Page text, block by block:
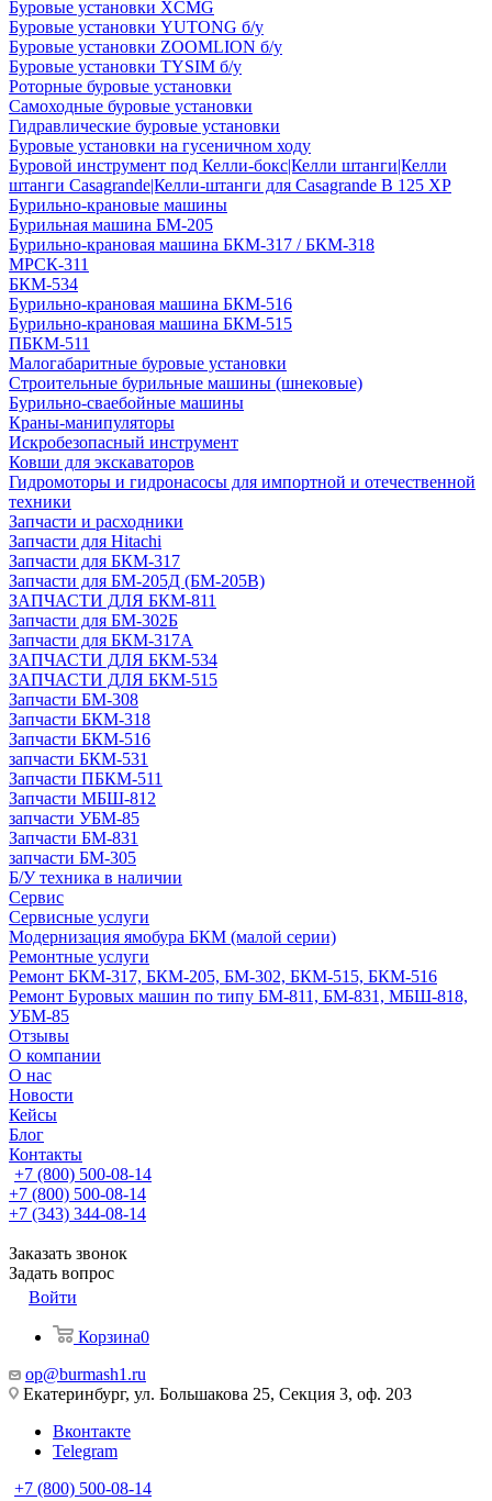
Буровые установки XCMG
Буровые установки YUTONG б/у
Буровые установки ZOOMLION б/у
Буровые установки TYSIM б/у
Роторные буровые установки
Самоходные буровые установки
Гидравлические буровые установки
Буровые установки на гусеничном ходу
Буровой инструмент под Келли-бокс|Келли штанги|Келли
штанги Casagrande|Келли-штанги для Casagrande B 125 XP
Бурильно-крановые машины
Бурильная машина БМ-205
Бурильно-крановая машина БКМ-317 / БКМ-318
МРСК-311
БКМ-534
Бурильно-крановая машина БКМ-516
Бурильно-крановая машина БКМ-515
ПБКМ-511
Малогабаритные буровые установки
Строительные бурильные машины (шнековые)
Бурильно-сваебойные машины
Краны-манипуляторы
Искробезопасный инструмент
Ковши для экскаваторов
Гидромоторы и гидронасосы для импортной и отечественной
техники
Запчасти и расходники
Запчасти для Hitachi
Запчасти для БКМ-317
Запчасти для БМ-205Д (БМ-205В)
ЗАПЧАСТИ ДЛЯ БКМ-811
Запчасти для БМ-302Б
Запчасти для БКМ-317А
ЗАПЧАСТИ ДЛЯ БКМ-534
ЗАПЧАСТИ ДЛЯ БКМ-515
Запчасти БМ-308
Запчасти БКМ-318
Запчасти БКМ-516
запчасти БКМ-531
Запчасти ПБКМ-511
Запчасти МБШ-812
запчасти УБМ-85
Запчасти БМ-831
запчасти БМ-305
Б/У техника в наличии
Сервис
Сервисные услуги
Модернизация ямобура БКМ (малой серии)
Ремонтные услуги
Ремонт БКМ-317, БКМ-205, БМ-302, БКМ-515, БКМ-516
Ремонт Буровых машин по типу БМ-811, БМ-831, МБШ-818,
УБМ-85
Отзывы
О компании
О нас
Новости
Кейсы
Блог
Контакты
+7 (800) 500-08-14
+7 (800) 500-08-14
+7 (343) 344-08-14
Заказать звонок
Задать вопрос
Войти
Корзина0
op@burmash1.ru
Екатеринбург, ул. Большакова 25, Секция 3, оф. 203
Вконтакте
Telegram
+7 (800) 500-08-14